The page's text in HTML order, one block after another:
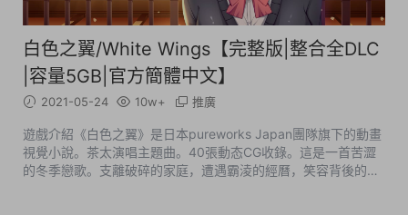
白色之翼/White Wings【完整版|整合全DLC
|容量5GB|官方簡體中文】
2021-05-24 10w+ 推廣
遊戲介紹《白色之翼》是日本pureworks Japan團隊旗下的動畫
視覺小說。茶太演唱主題曲。40張動态CG收錄。這是一首苦澀
的冬季戀歌。支離破碎的家庭，遭遇霸淩的經曆，笑容背後的眼